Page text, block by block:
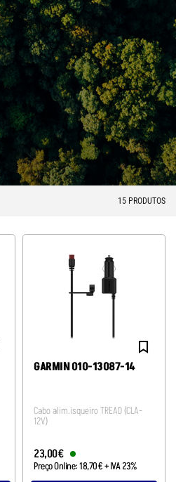
15PRODUTOS
GARMIN 010-13087-14
Cabo alim.isqueiro TREAD (CLA-
12V)
23,00€
Preço Online:18,70€+ IVA 23%